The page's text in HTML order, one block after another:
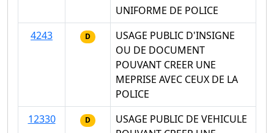
UNIFORME DE POLICE
4243
D
USAGE PUBLIC D'INSIGNE
OU DE DOCUMENT
POUVANT CREER UNE
MEPRISE AVEC CEUX DE LA
POLICE
12330
D
USAGE PUBLIC DE VEHICULE